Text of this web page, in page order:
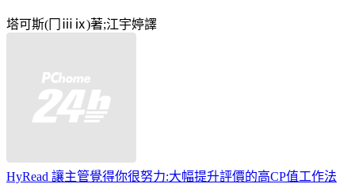
塔可斯(冂ⅲⅸ)著;江宇婷譯
HyRead 讓主管覺得你很努力:大幅提升評價的高CP值工作法